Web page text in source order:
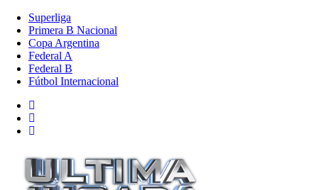
Superliga
Primera B Nacional
Copa Argentina
Federal A
Federal B
Fútbol Internacional